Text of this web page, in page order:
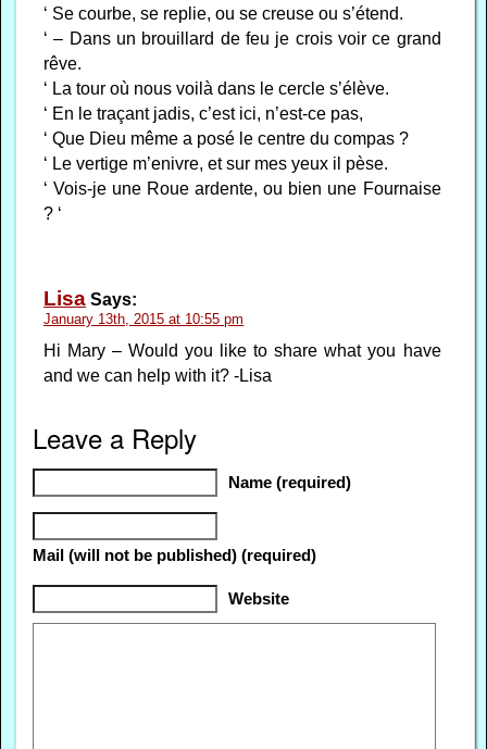
‘ Se courbe, se replie, ou se creuse ou s’étend.
‘ – Dans un brouillard de feu je crois voir ce grand
rêve.
‘ La tour où nous voilà dans le cercle s’élève.
‘ En le traçant jadis, c’est ici, n’est-ce pas,
‘ Que Dieu même a posé le centre du compas ?
‘ Le vertige m’enivre, et sur mes yeux il pèse.
‘ Vois-je une Roue ardente, ou bien une Fournaise
? ‘
Lisa Says:
January 13th, 2015 at 10:55 pm
Hi Mary – Would you like to share what you have
and we can help with it? -Lisa
Leave a Reply
Name (required)
Mail (will not be published) (required)
Website